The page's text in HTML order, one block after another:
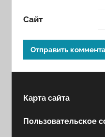
Сайт
Карта сайта
Пользовательское